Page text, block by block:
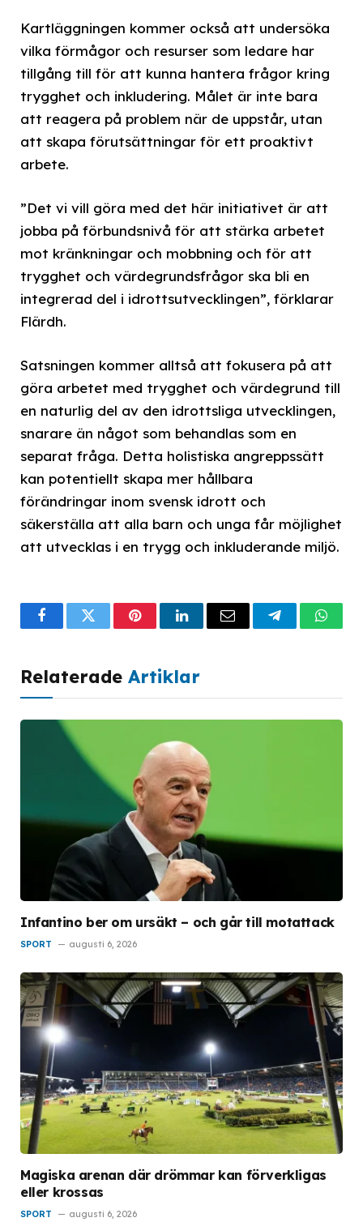
Kartläggningen kommer också att undersöka
vilka förmågor och resurser som ledare har
tillgång till för att kunna hantera frågor kring
trygghet och inkludering. Målet är inte bara
att reagera på problem när de uppstår, utan
att skapa förutsättningar för ett proaktivt
arbete.
”Det vi vill göra med det här initiativet är att
jobba på förbundsnivå för att stärka arbetet
mot kränkningar och mobbning och för att
trygghet och värdegrundsfrågor ska bli en
integrerad del i idrottsutvecklingen”, förklarar
Flärdh.
Satsningen kommer alltså att fokusera på att
göra arbetet med trygghet och värdegrund till
en naturlig del av den idrottsliga utvecklingen,
snarare än något som behandlas som en
separat fråga. Detta holistiska angreppssätt
kan potentiellt skapa mer hållbara
förändringar inom svensk idrott och
säkerställa att alla barn och unga får möjlighet
att utvecklas i en trygg och inkluderande miljö.
FacebookTwitterPinterestLinkedInEmail Telegram
Relaterade Artiklar
Infantino ber om ursäkt – och går till motattack
SPORT augusti 6, 2026
Magiska arenan där drömmar kan förverkligas
eller krossas
SPORT augusti 6, 2026